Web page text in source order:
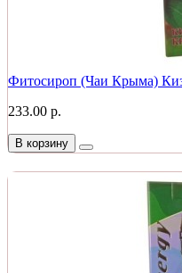
Фитосироп (Чаи Крыма)
233.00 р.
В корзину